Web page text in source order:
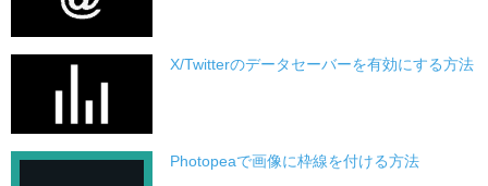
X/Twitterのデータセーバーを有効にする方法
Photopeaで画像に枠線を付ける方法